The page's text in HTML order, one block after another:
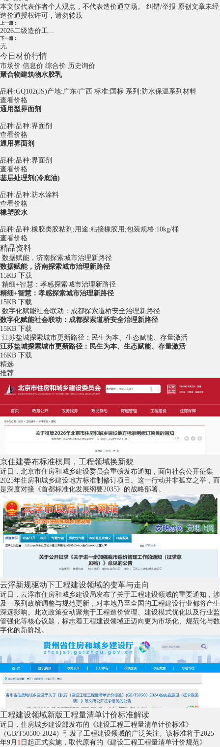
本文仅代表作者个人观点，不代表造价通立场。 纠错/举报 原创文章未经
造价通授权许可，请勿转载
上一篇：
2026二级造价工...
下一篇：
无
今日材价行情
市场价 信息价 综合价 历史询价
聚合物建筑物水胶乳
品种:GQ102(JS)产地:广东/广西 标准:国标 系列:防水保温系列材料
查看价格
通用型界面剂
品种:品种:界面剂
查看价格
通用界面剂
品种:品种:界面剂
查看价格
基层处理剂(冷底油)
品种:品种:防水涂料
查看价格
橡塑胶水
品种:品种:橡胶类胶粘剂;用途:粘接橡胶用;包装规格:10kg/桶
查看价格
精品资料
数据赋能，济南探索城市治理新路径
数据赋能，济南探索城市治理新路径
15KB 下载
精细+智慧：孝感探索城市治理新路径
精细+智慧：孝感探索城市治理新路径
15KB 下载
数字化赋能社会联动：成都探索道桥安全治理新路径
数字化赋能社会联动：成都探索道桥安全治理新路径
15KB 下载
江苏盐城探索城市更新路径：民生为本、生态赋能、存量激活
江苏盐城探索城市更新路径：民生为本、生态赋能、存量激活
16KB 下载
精选
推荐
京住建委布标准棋局，工程领域换新貌
近日，北京市住房和城乡建设委员会重磅发布通知，面向社会公开征集
2025年住房和城乡建设地方标准制修订项目。这一行动并非孤立之举，而
是深度对接《首都标准化发展纲要2035》的战略部署。
云浮新规驱动下工程建设领域的变革与走向
近日，云浮市住房和城乡建设局发布了关于工程建设领域的重要通知，涉
及一系列政策调整与规范更新，对本地乃至全国的工程建设行业都将产生
深远影响。此次政策变动聚焦于工程造价管理、建设模式优化以及行业监
管强化等核心议题，标志着工程建设领域正迈向更为市场化、规范化与数
字化的新阶段。
工程建设领域新版工程量清单计价标准解读
近日，住房城乡建设部发布的《建设工程工程量清单计价标准》
（GB/T50500-2024）引发了工程建设领域的广泛关注。该标准将于2025
年9月 1 日起正式实施，取代原有的《建设工程工程量清单计价规范》